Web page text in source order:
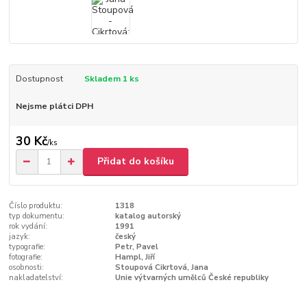
Dostupnost Skladem 1 ks
Nejsme plátci DPH
30 Kč/ks
Přidat do košíku
Číslo produktu:
1318
typ dokumentu:
katalog autorský
rok vydání:
1991
jazyk:
český
typografie:
Petr, Pavel
fotografie:
Hampl, Jiří
osobnosti:
Stoupová Cikrtová, Jana
nakladatelství:
Unie výtvarných umělců České republiky